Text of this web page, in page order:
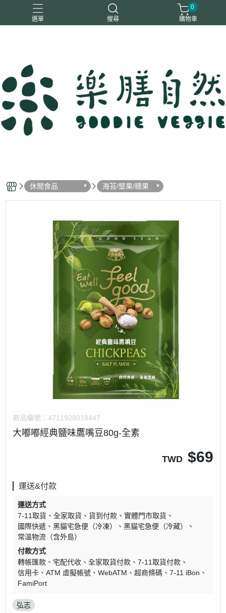
選單 搜尋
一樂鶴
0
購物車
休閒食品 海苔/堅果/糖果
商品編號： 4711928018447
大嘟嘟經典鹽味鷹嘴豆80g-全素
TWD $69
運送&付款
運送方式
7-11取貨
全家取貨 貨到付款
實體門市取貨
國際快遞
黑貓宅急便（冷凍）
黑貓宅急便（冷藏）
常溫物流（含外島）
付款方式
轉帳匯款
宅配代收 全家取貨付款
7-11取貨付款
信用卡
ATM 虛擬帳號 WebATM 超商條碼
7-11 iBon
FamiPort
弘志